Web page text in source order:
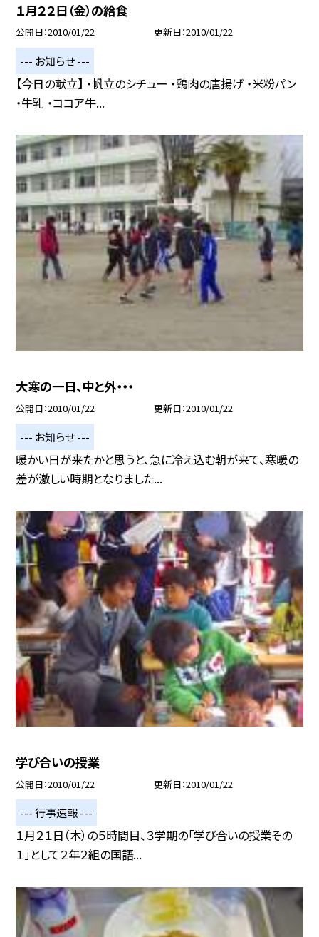
１月２２日（金）の給食
公開日 2010/01/22 更新日 2010/01/22
--- お知らせ ---
【今日の献立】 ・帆立のシチュー ・鶏肉の唐揚げ ・米粉パン
・牛乳 ・ココア牛...
大寒の一日、中と外・・・
公開日 2010/01/22 更新日 2010/01/22
--- お知らせ ---
暖かい日が来たかと思うと、急に冷え込む朝が来て、寒暖の
差が激しい時期となりました...
学び合いの授業
公開日 2010/01/22 更新日 2010/01/22
--- 行事速報 ---
１月２１日（木）の５時間目、３学期の「学び合いの授業その
１」として２年２組の国語...